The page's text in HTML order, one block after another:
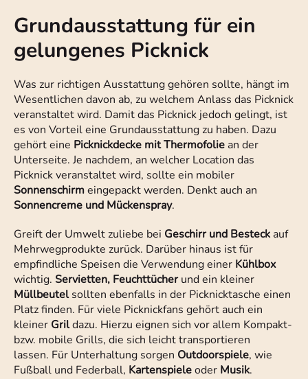
Grundausstattung für ein
gelungenes Picknick
Was zur richtigen Ausstattung gehören sollte, hängt im
Wesentlichen davon ab, zu welchem Anlass das Picknick
veranstaltet wird. Damit das Picknick jedoch gelingt, ist
es von Vorteil eine Grundausstattung zu haben. Dazu
gehört eine Picknickdecke mit Thermofolie an der
Unterseite. Je nachdem, an welcher Location das
Picknick veranstaltet wird, sollte ein mobiler
Sonnenschirmeingepackt werden. Denkt auch an
Sonnencreme und Mückenspray.
Greift der Umwelt zuliebe bei Geschirr und Besteck auf
Mehrwegprodukte zurück. Darüber hinaus ist für
empfindliche Speisen die Verwendung einer Kühlbox
wichtig. Servietten, Feuchttücherund ein kleiner
Müllbeutelsollten ebenfalls in der Picknicktasche einen
Platz finden. Für viele Picknickfans gehört auch ein
kleiner Grildazu. Hierzu eignen sich vor allem Kompakt-
bzw. mobile Grills, die sich leicht transportieren
lassen. Für Unterhaltung sorgen Outdoorspiele, wie
Fußball und Federball, Kartenspieleoder Musik.